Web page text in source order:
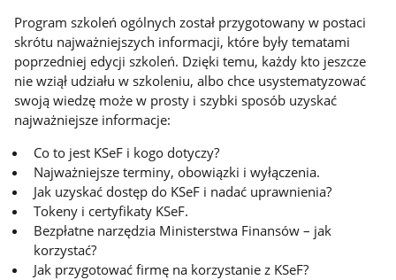
Program szkoleń ogólnych został przygotowany w postaci
skrótu najważniejszych informacji, które były tematami
poprzedniej edycji szkoleń. Dzięki temu, każdy kto jeszcze
nie wziął udziału w szkoleniu, albo chce usystematyzować
swoją wiedzę może w prosty i szybki sposób uzyskać
najważniejsze informacje:
Co to jest KSeF i kogo dotyczy?
Najważniejsze terminy, obowiązki i wyłączenia.
Jak uzyskać dostęp do KSeF i nadać uprawnienia?
Tokeny i certyfikaty KSeF.
Bezpłatne narzędzia Ministerstwa Finansów – jak
korzystać?
Jak przygotować firmę na korzystanie z KSeF?